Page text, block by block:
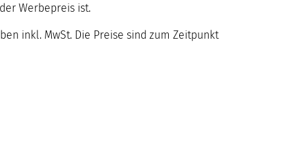
Werbepreis ist.
inkl. MwSt. Die Preise sind zum Zeitpunkt